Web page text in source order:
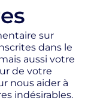
sur
dans le
aussi votre
de votre
nous aider à
indésirables.